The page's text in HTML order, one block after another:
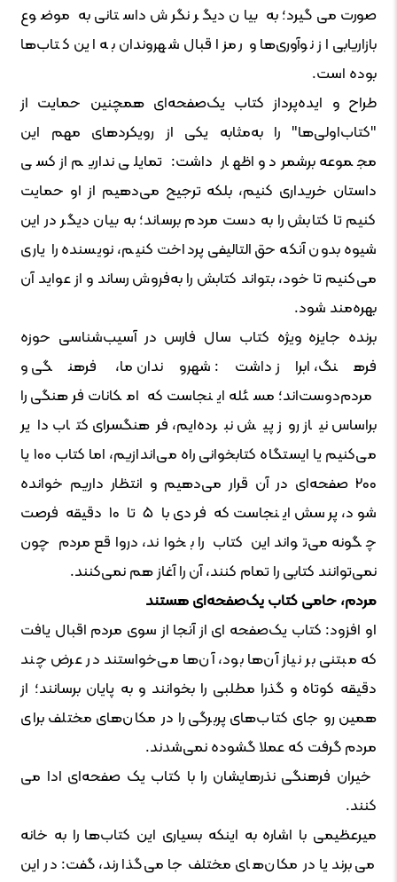
صورت می‌گیرد؛ به بیان دیگر نگرش داستانی به موضوع
بازاریابی از نوآوری‌ها و رمز اقبال شهروندان به این کتاب‌ها
بوده است.
طراح و ایده‌پرداز کتاب یک‌صفحه‌ای همچنین حمایت از
"کتاب‌اولی‌ها" را به‌مثابه یکی از رویکردهای مهم این
مجموعه برشمرد و اظهار داشت: تمایلی نداریم از کسی
داستان خریداری کنیم، بلکه ترجیح می‌دهیم از او حمایت
کنیم تا کتابش را به دست مردم برساند؛ به بیان دیگر در این
شیوه بدون آنکه حق‌التالیفی پرداخت کنیم، نویسنده را یاری
می‌کنیم تا خود، بتواند کتابش را به‌فروش رساند و از عواید آن‌
بهره‌مند شود.
برنده جایزه ویژه کتاب سال فارس در آسیب‌شناسی حوزه
فرهنگ، ابراز داشت: شهروندان ما، فرهنگی و
مردم‌دوست‌اند؛ مسئله اینجاست که امکانات فرهنگی را
براساس نیاز روز پیش نبرده‌ایم، فرهنگسرای کتاب دایر
می‌کنیم یا ایستگاه کتابخوانی راه‌ می‌اندازیم، اما کتاب ۱۰۰ یا
۲۰۰ صفحه‌ای در آن قرار می‌دهیم و انتظار داریم خوانده
شود، پرسش اینجاست که فردی با ۵ تا ۱۰ دقیقه فرصت
چگونه می‌تواند این کتاب را بخواند، درواقع مردم چون
نمی‌توانند کتابی را تمام کنند، آن را آغاز هم نمی‌کنند.
مردم، حامی کتاب یک‌صفحه‌ای هستند
او افزود: کتاب یک‌صفحه ای از آنجا از سوی مردم اقبال یافت
که مبتنی بر نیاز آن‌ها بود، آن‌ها می‌خواستند در عرض چند
دقیقه کوتاه و گذرا مطلبی را بخوانند و به پایان برسانند؛ از
همین رو جای کتاب‌های پربرگی را در مکان‌های مختلف برای
مردم گرفت که عملا گشوده نمی‌شدند.
خیران فرهنگی نذرهایشان را با کتاب یک صفحه‌ای ادا می
کنند.
میرعظیمی با اشاره به اینکه بسیاری این کتاب‌ها را به خانه
می‌برند یا در مکان‌های مختلف جا می‌گذارند، گفت: در این